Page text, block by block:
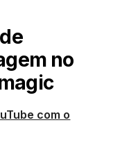
no
com o